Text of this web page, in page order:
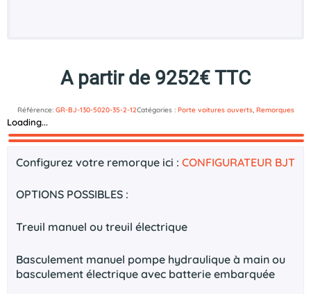
A partir de 9252€ TTC
Référence: GR-BJ-130-5020-35-2-12Catégories : Porte voitures ouverts, Remorques
Loading...
Description
Documents technique
Configurez votre remorque ici : CONFIGURATEUR BJT
OPTIONS POSSIBLES :
Treuil manuel ou treuil électrique
Basculement manuel pompe hydraulique à main ou
basculement électrique avec batterie embarquée